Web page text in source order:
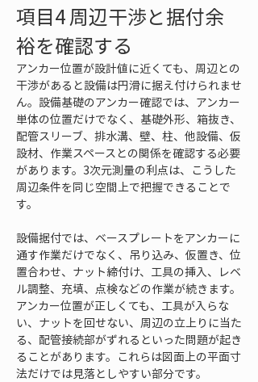
項目4 周辺干渉と据付余
裕を確認する
アンカー位置が設計値に近くても、周辺との
干渉があると設備は円滑に据え付けられませ
ん。設備基礎のアンカー確認では、アンカー
単体の位置だけでなく、基礎外形、箱抜き、
配管スリーブ、排水溝、壁、柱、他設備、仮
設材、作業スペースとの関係を確認する必要
があります。3次元測量の利点は、こうした
周辺条件を同じ空間上で把握できることで
す。
設備据付では、ベースプレートをアンカーに
通す作業だけでなく、吊り込み、仮置き、位
置合わせ、ナット締付け、工具の挿入、レベ
ル調整、充填、点検などの作業が続きます。
アンカー位置が正しくても、工具が入らな
い、ナットを回せない、周辺の立上りに当た
る、配管接続部がずれるといった問題が起き
ることがあります。これらは図面上の平面寸
法だけでは見落としやすい部分です。